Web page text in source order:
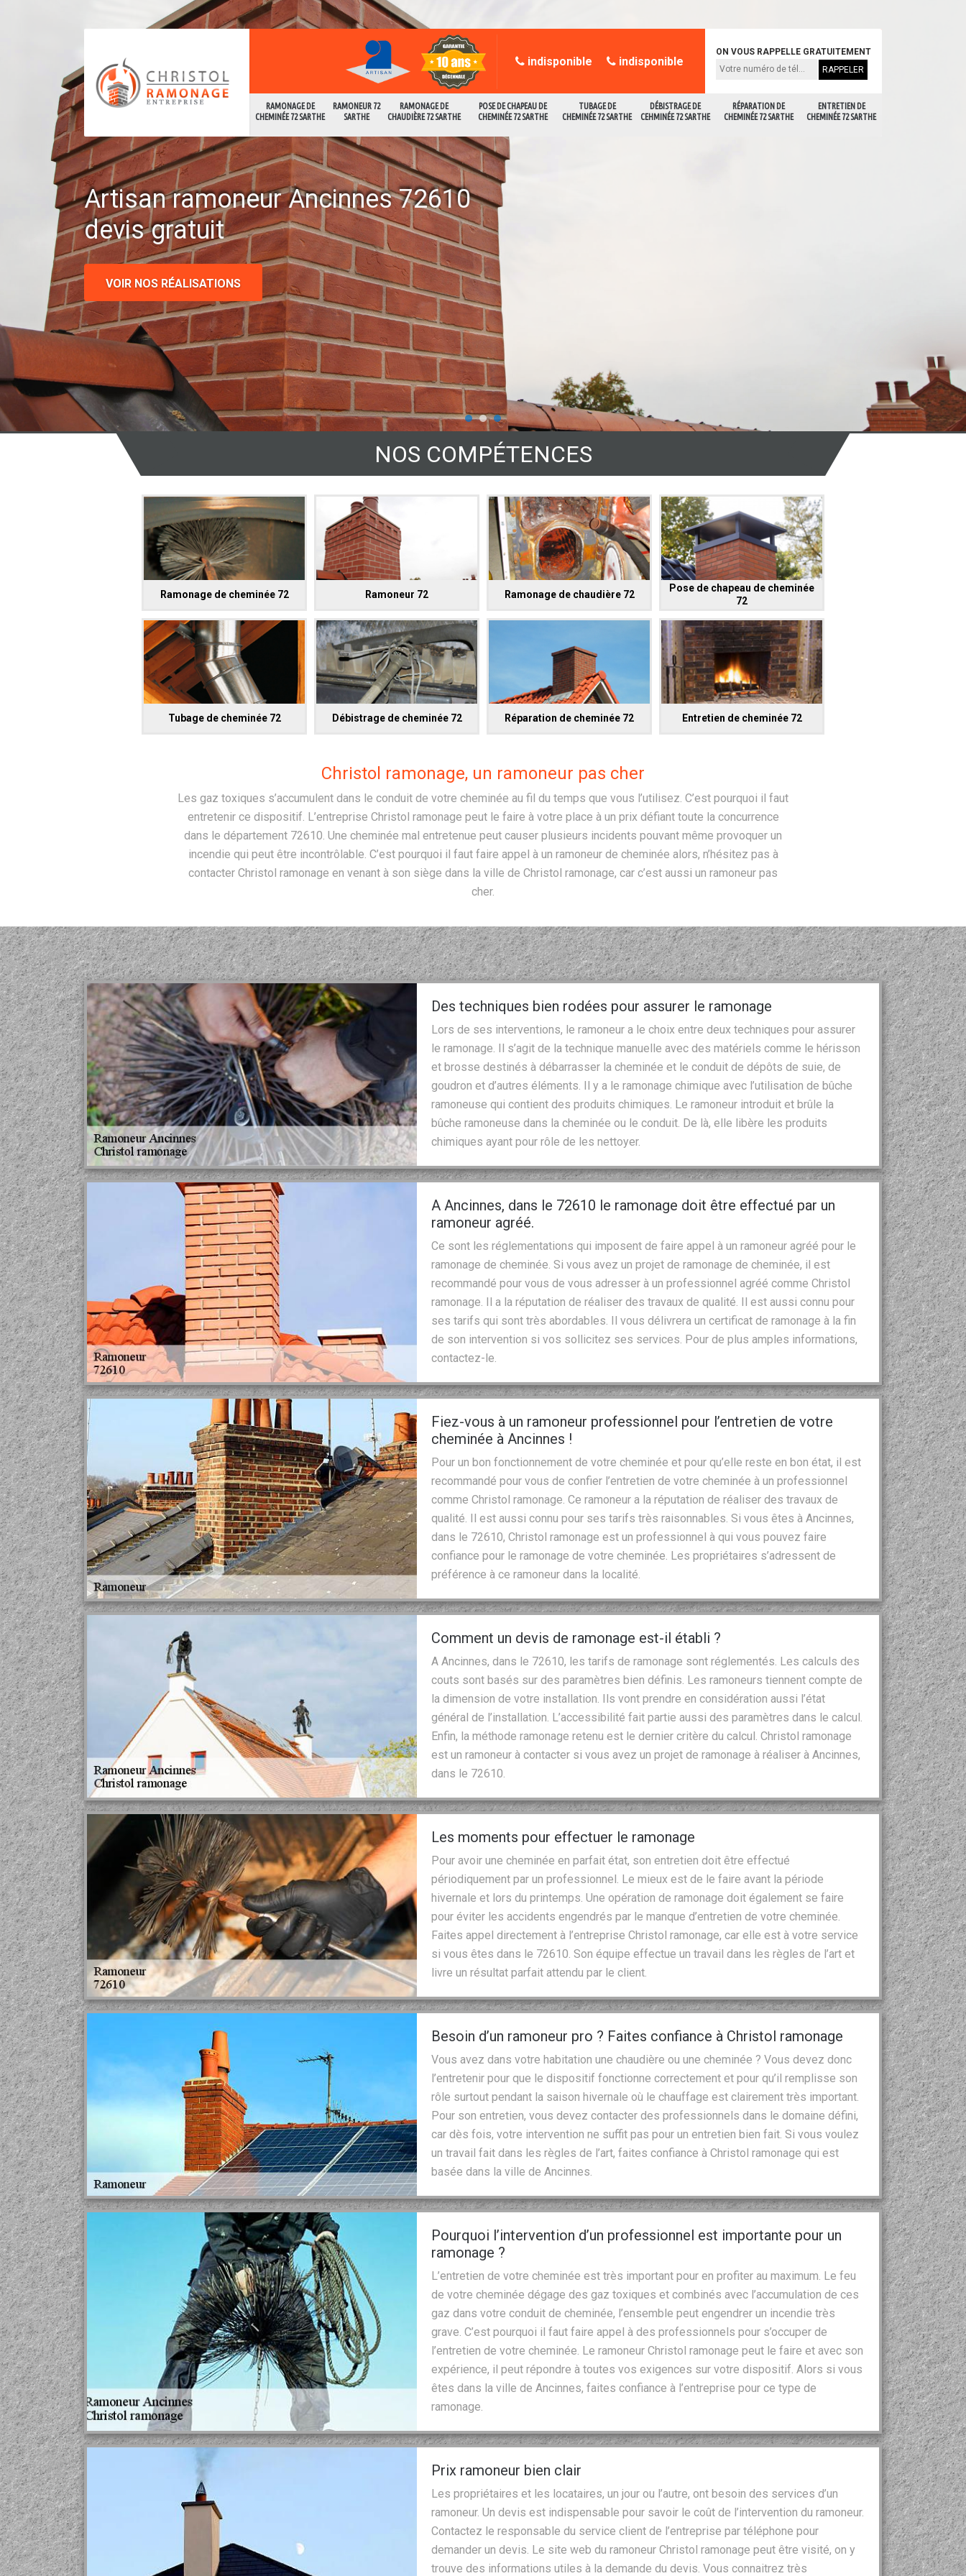
RAMONAGE DE
CHEMINÉE 72 SARTHE
RAMONEUR 72
SARTHE
RAMONAGE DE
CHAUDIÈRE 72 SARTHE
POSE DE CHAPEAU DE
CHEMINÉE 72 SARTHE
TUBAGE DE
CHEMINÉE 72 SARTHE
DÉBISTRAGE DE
CEHMINÉE 72 SARTHE
RÉPARATION DE
CHEMINÉE 72 SARTHE
ENTRETIEN DE
CHEMINÉE 72 SARTHE
indisponible indisponible
ON VOUS RAPPELLE GRATUITEMENT
Artisan ramoneur Ancinnes 72610
devis gratuit
VOIR NOS RÉALISATIONS
NOS COMPÉTENCES
Ramonage de cheminée 72 Ramoneur 72 Ramonage de chaudière 72
Pose de chapeau de cheminée
72
Tubage de cheminée 72 Débistrage de cheminée 72 Réparation de cheminée 72 Entretien de cheminée 72
Christol ramonage, un ramoneur pas cher
Les gaz toxiques s’accumulent dans le conduit de votre cheminée au fil du temps que vous l’utilisez. C’est pourquoi il faut
entretenir ce dispositif. L’entreprise Christol ramonage peut le faire à votre place à un prix défiant toute la concurrence
dans le département 72610. Une cheminée mal entretenue peut causer plusieurs incidents pouvant même provoquer un
incendie qui peut être incontrôlable. C’est pourquoi il faut faire appel à un ramoneur de cheminée alors, n’hésitez pas à
contacter Christol ramonage en venant à son siège dans la ville de Christol ramonage, car c’est aussi un ramoneur pas
cher.
Des techniques bien rodées pour assurer le ramonage
Lors de ses interventions, le ramoneur a le choix entre deux techniques pour assurer
le ramonage. Il s’agit de la technique manuelle avec des matériels comme le hérisson
et brosse destinés à débarrasser la cheminée et le conduit de dépôts de suie, de
goudron et d’autres éléments. Il y a le ramonage chimique avec l’utilisation de bûche
ramoneuse qui contient des produits chimiques. Le ramoneur introduit et brûle la
bûche ramoneuse dans la cheminée ou le conduit. De là, elle libère les produits
chimiques ayant pour rôle de les nettoyer.
A Ancinnes, dans le 72610 le ramonage doit être effectué par un
ramoneur agréé.
Ce sont les réglementations qui imposent de faire appel à un ramoneur agréé pour le
ramonage de cheminée. Si vous avez un projet de ramonage de cheminée, il est
recommandé pour vous de vous adresser à un professionnel agréé comme Christol
ramonage. Il a la réputation de réaliser des travaux de qualité. Il est aussi connu pour
ses tarifs qui sont très abordables. Il vous délivrera un certificat de ramonage à la fin
de son intervention si vos sollicitez ses services. Pour de plus amples informations,
contactez-le.
Fiez-vous à un ramoneur professionnel pour l’entretien de votre
cheminée à Ancinnes !
Pour un bon fonctionnement de votre cheminée et pour qu’elle reste en bon état, il est
recommandé pour vous de confier l’entretien de votre cheminée à un professionnel
comme Christol ramonage. Ce ramoneur a la réputation de réaliser des travaux de
qualité. Il est aussi connu pour ses tarifs très raisonnables. Si vous êtes à Ancinnes,
dans le 72610, Christol ramonage est un professionnel à qui vous pouvez faire
confiance pour le ramonage de votre cheminée. Les propriétaires s’adressent de
préférence à ce ramoneur dans la localité.
Comment un devis de ramonage est-il établi ?
A Ancinnes, dans le 72610, les tarifs de ramonage sont réglementés. Les calculs des
couts sont basés sur des paramètres bien définis. Les ramoneurs tiennent compte de
la dimension de votre installation. Ils vont prendre en considération aussi l’état
général de l’installation. L’accessibilité fait partie aussi des paramètres dans le calcul.
Enfin, la méthode ramonage retenu est le dernier critère du calcul. Christol ramonage
est un ramoneur à contacter si vous avez un projet de ramonage à réaliser à Ancinnes,
dans le 72610.
Les moments pour effectuer le ramonage
Pour avoir une cheminée en parfait état, son entretien doit être effectué
périodiquement par un professionnel. Le mieux est de le faire avant la période
hivernale et lors du printemps. Une opération de ramonage doit également se faire
pour éviter les accidents engendrés par le manque d’entretien de votre cheminée.
Faites appel directement à l’entreprise Christol ramonage, car elle est à votre service
si vous êtes dans le 72610. Son équipe effectue un travail dans les règles de l’art et
livre un résultat parfait attendu par le client.
Besoin d’un ramoneur pro ? Faites confiance à Christol ramonage
Vous avez dans votre habitation une chaudière ou une cheminée ? Vous devez donc
l’entretenir pour que le dispositif fonctionne correctement et pour qu’il remplisse son
rôle surtout pendant la saison hivernale où le chauffage est clairement très important.
Pour son entretien, vous devez contacter des professionnels dans le domaine défini,
car dès fois, votre intervention ne suffit pas pour un entretien bien fait. Si vous voulez
un travail fait dans les règles de l’art, faites confiance à Christol ramonage qui est
basée dans la ville de Ancinnes.
Pourquoi l’intervention d’un professionnel est importante pour un
ramonage ?
L’entretien de votre cheminée est très important pour en profiter au maximum. Le feu
de votre cheminée dégage des gaz toxiques et combinés avec l’accumulation de ces
gaz dans votre conduit de cheminée, l’ensemble peut engendrer un incendie très
grave. C’est pourquoi il faut faire appel à des professionnels pour s’occuper de
l’entretien de votre cheminée. Le ramoneur Christol ramonage peut le faire et avec son
expérience, il peut répondre à toutes vos exigences sur votre dispositif. Alors si vous
êtes dans la ville de Ancinnes, faites confiance à l’entreprise pour ce type de
ramonage.
Prix ramoneur bien clair
Les propriétaires et les locataires, un jour ou l’autre, ont besoin des services d’un
ramoneur. Un devis est indispensable pour savoir le coût de l’intervention du ramoneur.
Contactez le responsable du service client de l’entreprise par téléphone pour
demander un devis. Le site web du ramoneur Christol ramonage peut être visité, on y
trouve des informations utiles à la demande du devis. Vous connaitrez très